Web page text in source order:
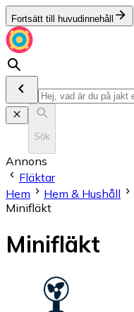
Fortsätt till huvudinnehåll
Sök
Annons
Fläktar
Hem
Hem & Hushåll
Minifläkt
Minifläkt